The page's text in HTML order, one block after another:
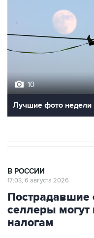
10
Лучшие фото недели
В РОССИИ
17:03, 6 августа 2026
Пострадавшие
селлеры могут
налогам